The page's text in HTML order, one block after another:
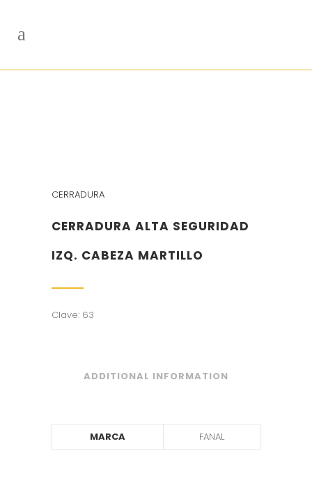
CERRADURA
CERRADURA ALTA SEGURIDAD
IZQ. CABEZA MARTILLO
Clave: 63
ADDITIONAL INFORMATION
MARCA FANAL